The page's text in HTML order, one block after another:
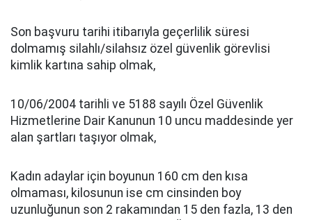
Son başvuru tarihi itibarıyla geçerlilik süresi
dolmamış silahlı/silahsız özel güvenlik görevlisi
kimlik kartına sahip olmak,
10/06/2004 tarihli ve 5188 sayılı Özel Güvenlik
Hizmetlerine Dair Kanunun 10 uncu maddesinde yer
alan şartları taşıyor olmak,
Kadın adaylar için boyunun 160 cm den kısa
olmaması, kilosunun ise cm cinsinden boy
uzunluğunun son 2 rakamından 15 den fazla, 13 den